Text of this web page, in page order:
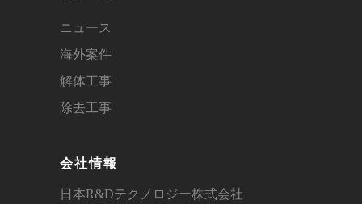
ニュース
海外案件
解体工事
除去工事
会社情報
日本R&Dテクノロジー株式会社